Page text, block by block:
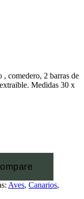
, comedero, 2 barras de
Medidas 30 x
Aves, Canarios,